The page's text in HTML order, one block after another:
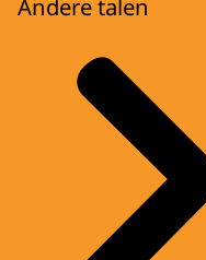
Andere talen